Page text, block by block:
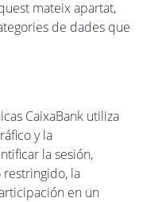
mateix apartat,
de dades que
CaixaBank utiliza
y la
la sesión,
la
en un